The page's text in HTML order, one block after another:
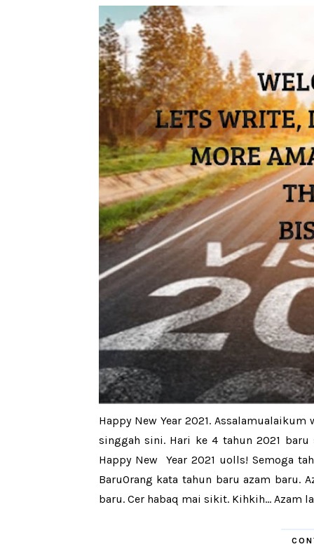
Happy New Year 2021.
singgah sini. Hari ke 4 tahun 2021
Happy New Year 2021 uolls! Semoga
BaruOrang kata tahun baru azam baru.
baru. Cer habaq mai sikit. Kihkih... Azam